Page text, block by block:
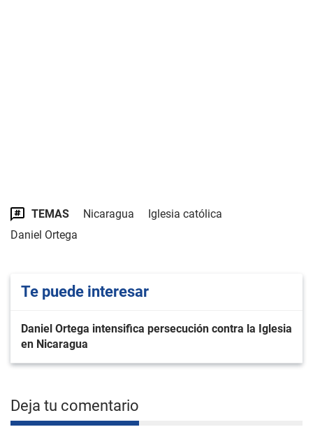
TEMAS Nicaragua
Iglesia católica
Daniel Ortega
Te puede interesar
Daniel Ortega intensifica persecución contra la Iglesia
en Nicaragua
Deja tu comentario